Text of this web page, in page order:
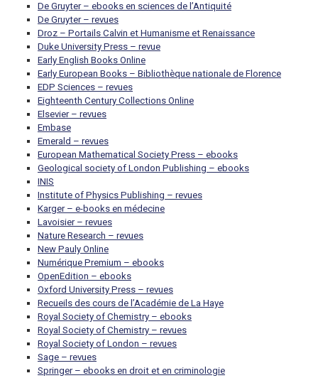
De Gruyter – ebooks en sciences de l’Antiquité
De Gruyter – revues
Droz – Portails Calvin et Humanisme et Renaissance
Duke University Press – revue
Early English Books Online
Early European Books – Bibliothèque nationale de Florence
EDP Sciences – revues
Eighteenth Century Collections Online
Elsevier – revues
Embase
Emerald – revues
European Mathematical Society Press – ebooks
Geological society of London Publishing – ebooks
INIS
Institute of Physics Publishing – revues
Karger – e-books en médecine
Lavoisier – revues
Nature Research – revues
New Pauly Online
Numérique Premium – ebooks
OpenEdition – ebooks
Oxford University Press – revues
Recueils des cours de l’Académie de La Haye
Royal Society of Chemistry – ebooks
Royal Society of Chemistry – revues
Royal Society of London – revues
Sage – revues
Springer – ebooks en droit et en criminologie